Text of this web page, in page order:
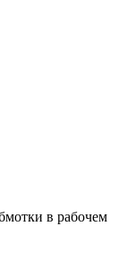
в рабочем